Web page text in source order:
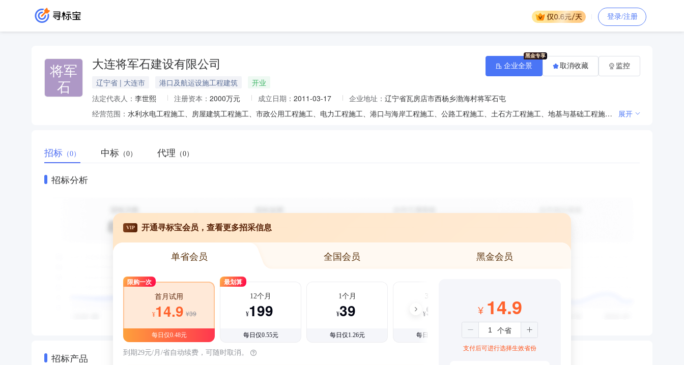
登录/注册
将军
石
大连将军石建设有限公司
辽宁省 | 大连市 港口及航运设施工程建筑
开业
法定代表人： 李世熙 注册资本： 2000万元 成立日期： 2011-03-17 企业地址： 辽宁省瓦房店市西杨乡渤海村将军石屯
经营范围：
水利水电工程施工、房屋建筑工程施工、市政公用工程施工、电力工程施工、港口与海岸工程施工、公路工程施工、土石方工程施工、地基与基础工程施工、钢结构工程施工、建筑劳务分包（以上所有项目涉及资质的，凭资质证经营）*** 展开
企业全景 取消收藏 监控
招标 （0） 中标 （0） 代理 （0）
招标分析
招标产品
VIP 开通寻标宝会员，查看更多招采信息
单省会员 全国会员 黑金会员
限购一次
首月试用
¥14.9 ¥39
每日仅0.48元
最划算
12个月
¥199
每日仅0.55元
1个月
¥39
每日仅1.26元
3个月
¥99
每日仅1.08元
到期29元/月/省自动续费，可随时取消。
¥ 14.9
支付后可进行选择生效省份